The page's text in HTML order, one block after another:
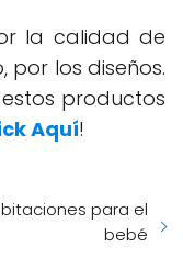
la calidad de
por los diseños.
productos
Aquí!
para el
bebé